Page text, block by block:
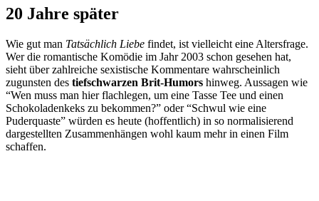
20 Jahre später
Wie gut man Tatsächlich Liebe findet, ist vielleicht eine Altersfrage.
Wer die romantische Komödie im Jahr 2003 schon gesehen hat,
sieht über zahlreiche sexistische Kommentare wahrscheinlich
zugunsten des tiefschwarzen Brit-Humors hinweg. Aussagen wie
“Wen muss man hier flachlegen, um eine Tasse Tee und einen
Schokoladenkeks zu bekommen?” oder “Schwul wie eine
Puderquaste” würden es heute (hoffentlich) in so normalisierend
dargestellten Zusammenhängen wohl kaum mehr in einen Film
schaffen.